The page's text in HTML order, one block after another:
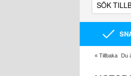
« Tillbaka Du